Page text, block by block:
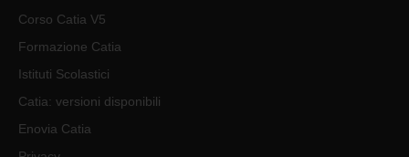
Corso Catia V5
Formazione Catia
Istituti Scolastici
Catia: versioni disponibili
Enovia Catia